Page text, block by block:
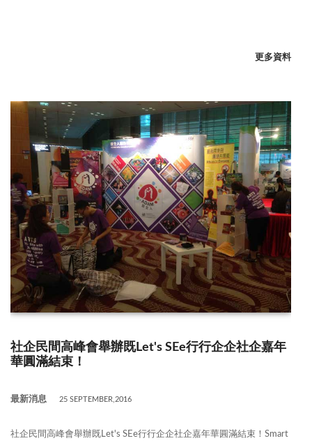
更多資料
社企民間高峰會舉辦既Let's SEe行行企企社企嘉年
華圓滿結束！
最新消息 25 SEPTEMBER,2016
社企民間高峰會舉辦既Let's SEe行行企企社企嘉年華圓滿結束！Smart